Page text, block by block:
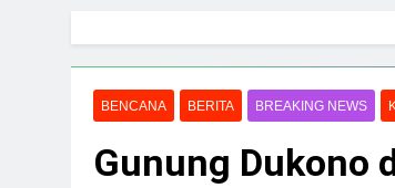
BENCANA BERITA BREAKING NEWS
Gunung Dukono